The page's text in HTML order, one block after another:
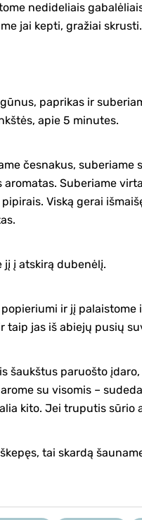
nedideliais
jai kepti, gražiai skrusti.
paprikas ir
apie 5 minutes.
česnakus, suberiame
aromatas. Suberiame
Viską gerai
jį į atskirą dubenėlį.
ir jį
jas iš abiejų pusių
šaukštus paruošto
su visomis –
kito. Jei truputis
tai skardą